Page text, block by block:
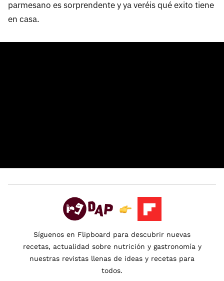
parmesano es sorprendente y ya veréis qué exito tiene
en casa.
Síguenos en Flipboard para descubrir nuevas
recetas, actualidad sobre nutrición y gastronomía y
nuestras revistas llenas de ideas y recetas para
todos.